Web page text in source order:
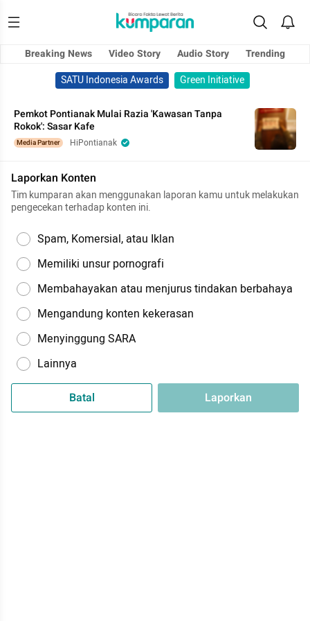
Breaking News Video Story Audio Story
Trending
SATU Indonesia Awards
Green Initiative
Pemkot Pontianak Mulai Razia 'Kawasan Tanpa
Rokok': Sasar Kafe
Media Partner HiPontianak
Laporkan Konten
Tim kumparan akan menggunakan laporan kamu untuk melakukan
pengecekan terhadap konten ini.
Spam, Komersial, atau Iklan
Memiliki unsur pornografi
Membahayakan atau menjurus tindakan berbahaya
Mengandung konten kekerasan
Menyinggung SARA
Lainnya
Batal Laporkan